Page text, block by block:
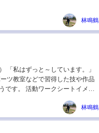
林鳴鶴
「私はずっと～しています。」
ツ教室などで習得した技や作品
です。 活動ワークシートイメー
林鳴鶴